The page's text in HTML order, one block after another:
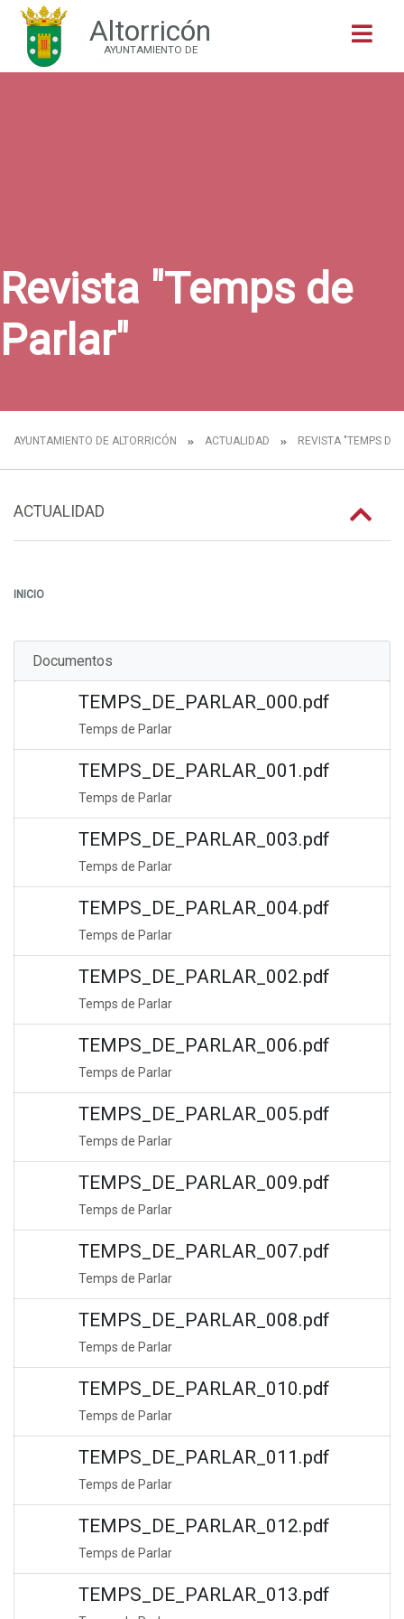
Altorricón
AYUNTAMIENTO DE
Revista "Temps de
Parlar"
AYUNTAMIENTO DE ALTORRICÓN ACTUALIDAD REVISTA "TEMPS DE
ACTUALIDAD
INICIO
Documentos
TEMPS_DE_PARLAR_000.pdf
Temps de Parlar
TEMPS_DE_PARLAR_001.pdf
Temps de Parlar
TEMPS_DE_PARLAR_003.pdf
Temps de Parlar
TEMPS_DE_PARLAR_004.pdf
Temps de Parlar
TEMPS_DE_PARLAR_002.pdf
Temps de Parlar
TEMPS_DE_PARLAR_006.pdf
Temps de Parlar
TEMPS_DE_PARLAR_005.pdf
Temps de Parlar
TEMPS_DE_PARLAR_009.pdf
Temps de Parlar
TEMPS_DE_PARLAR_007.pdf
Temps de Parlar
TEMPS_DE_PARLAR_008.pdf
Temps de Parlar
TEMPS_DE_PARLAR_010.pdf
Temps de Parlar
TEMPS_DE_PARLAR_011.pdf
Temps de Parlar
TEMPS_DE_PARLAR_012.pdf
Temps de Parlar
TEMPS_DE_PARLAR_013.pdf